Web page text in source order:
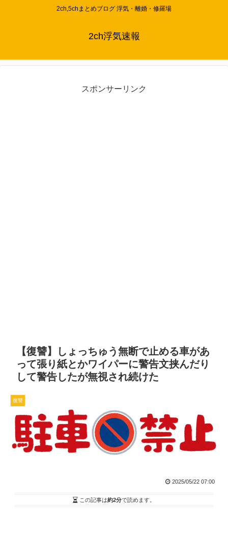
2ch,5chまとめブログ 浮気・離婚・修羅場
2ch浮気速報
スポンサーリンク
【復讐】しょっちゅう無断で止める車があ
って張り紙とかワイパーに警告文挟んだり
して警告したが無視され続けた
復讐
2025/05/22 07:00
この記事は約2分で読めます。